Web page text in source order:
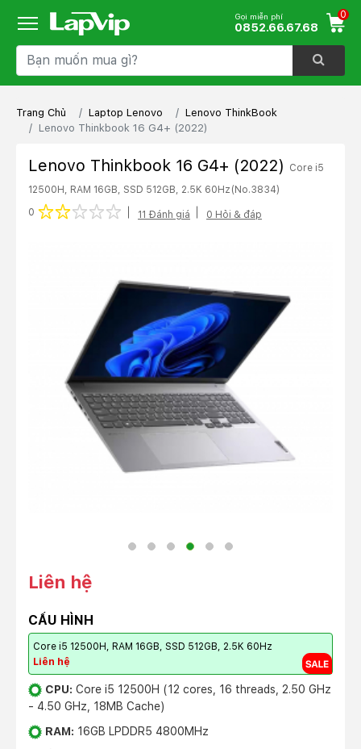
Gọi miễn phí
0852.66.67.68
0
Trang Chủ Laptop Lenovo
Lenovo ThinkBook
Lenovo Thinkbook 16 G4+ (2022)
Lenovo Thinkbook 16 G4+ (2022)
Core i5
12500H, RAM 16GB, SSD 512GB, 2.5K 60Hz (No.3834)
0
5 stars
4 stars
3 stars
2 stars
1 star 11 Đánh giá 0 Hỏi & đáp
Liên hệ
CẤU HÌNH
Core i5 12500H, RAM 16GB, SSD 512GB, 2.5K 60Hz
Liên hệ
CPU: Core i5 12500H (12 cores, 16 threads, 2.50 GHz
- 4.50 GHz, 18MB Cache)
RAM: 16GB LPDDR5 4800MHz